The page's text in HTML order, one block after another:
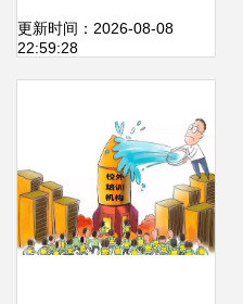
工作方式
更新时间：2026-08-08
22:59:28